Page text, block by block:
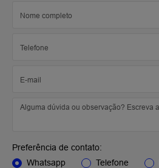
Preferência de contato:
Whatsapp
Telefone